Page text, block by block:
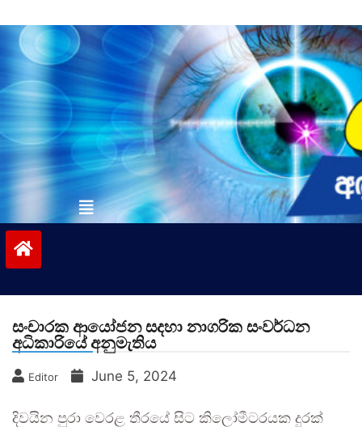
to
contentvinivida.lk
සංචාරක ආයෝජන සදහා නාගරික සංවර්ධන
අධිකාරියේ අනුමැතිය
Editor June 5, 2024
දිවයින පුරා වෙරළ තීරයේ සිට කිලෝමීටරයක දුරක්